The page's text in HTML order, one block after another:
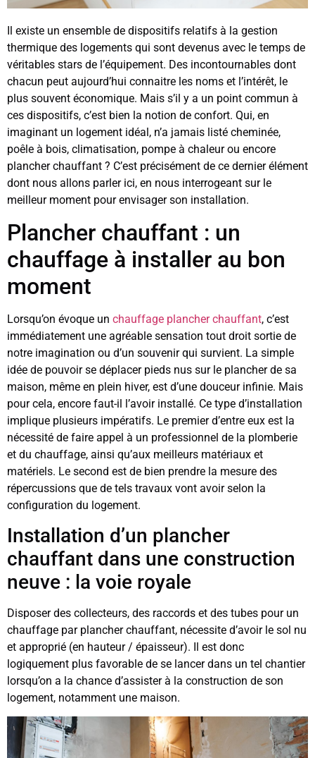
Il existe un ensemble de dispositifs relatifs à la gestion
thermique des logements qui sont devenus avec le temps de
véritables stars de l’équipement. Des incontournables dont
chacun peut aujourd’hui connaitre les noms et l’intérêt, le
plus souvent économique. Mais s’il y a un point commun à
ces dispositifs, c’est bien la notion de confort. Qui, en
imaginant un logement idéal, n’a jamais listé cheminée,
poêle à bois, climatisation, pompe à chaleur ou encore
plancher chauffant ? C’est précisément de ce dernier élément
dont nous allons parler ici, en nous interrogeant sur le
meilleur moment pour envisager son installation.
Plancher chauffant : un
chauffage à installer au bon
moment
Lorsqu’on évoque un chauffage plancher chauffant, c’est
immédiatement une agréable sensation tout droit sortie de
notre imagination ou d’un souvenir qui survient. La simple
idée de pouvoir se déplacer pieds nus sur le plancher de sa
maison, même en plein hiver, est d’une douceur infinie. Mais
pour cela, encore faut-il l’avoir installé. Ce type d’installation
implique plusieurs impératifs. Le premier d’entre eux est la
nécessité de faire appel à un professionnel de la plomberie
et du chauffage, ainsi qu’aux meilleurs matériaux et
matériels. Le second est de bien prendre la mesure des
répercussions que de tels travaux vont avoir selon la
configuration du logement.
Installation d’un plancher
chauffant dans une construction
neuve : la voie royale
Disposer des collecteurs, des raccords et des tubes pour un
chauffage par plancher chauffant, nécessite d’avoir le sol nu
et approprié (en hauteur / épaisseur). Il est donc
logiquement plus favorable de se lancer dans un tel chantier
lorsqu’on a la chance d’assister à la construction de son
logement, notamment une maison.